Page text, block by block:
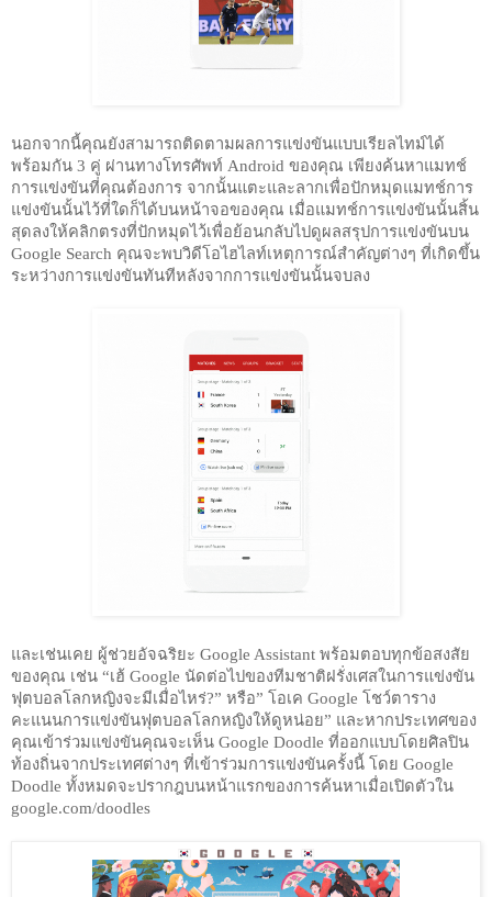
นอกจากนี้คุณยังสามารถติดตามผลการแข่งขันแบบเรียลไทม์ได้
พร้อมกัน 3 คู่ ผ่านทางโทรศัพท์ Android ของคุณ เพียงค้นหาแมทช์
การแข่งขันที่คุณต้องการ จากนั้นแตะและลากเพื่อปักหมุดแมทช์การ
แข่งขันนั้นไว้ที่ใดก็ได้บนหน้าจอของคุณ เมื่อแมทช์การแข่งขันนั้นสิ้น
สุดลงให้คลิกตรงที่ปักหมุดไว้เพื่อย้อนกลับไปดูผลสรุปการแข่งขันบน
Google Search คุณจะพบวิดีโอไฮไลท์เหตุการณ์สำคัญต่างๆ ที่เกิดขึ้น
ระหว่างการแข่งขันทันทีหลังจากการแข่งขันนั้นจบลง
และเช่นเคย ผู้ช่วยอัจฉริยะ Google Assistant พร้อมตอบทุกข้อสงสัย
ของคุณ เช่น “เฮ้ Google นัดต่อไปของทีมชาติฝรั่งเศสในการแข่งขัน
ฟุตบอลโลกหญิงจะมีเมื่อไหร่?” หรือ” โอเค Google โชว์ตาราง
คะแนนการแข่งขันฟุตบอลโลกหญิงให้ดูหน่อย” และหากประเทศของ
คุณเข้าร่วมแข่งขันคุณจะเห็น Google Doodle ที่ออกแบบโดยศิลปิน
ท้องถิ่นจากประเทศต่างๆ ที่เข้าร่วมการแข่งขันครั้งนี้ โดย Google
Doodle ทั้งหมดจะปรากฎบนหน้าแรกของการค้นหาเมื่อเปิดตัวใน
google.com/doodles